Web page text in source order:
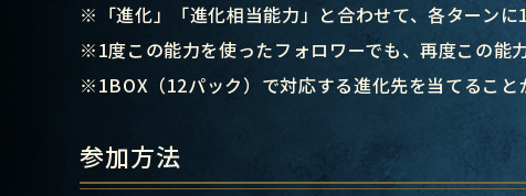
※「進化」「進化相当能力」と合わせて、各ターンに1
※1度この能力を使ったフォロワーでも、再度この能
※1BOX（12パック）で対応する進化先を当てること
参加方法